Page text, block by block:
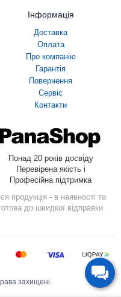
людини протягом 24
Інформація
Доставка
Оплата
Про компанію
Гарантія
Повернення
Сервіс
Контакти
Понад 20 років досвіду
Перевірена якість і
Професійна підтримка
продукція - в наявності та
до швидкої відправки
захищені.